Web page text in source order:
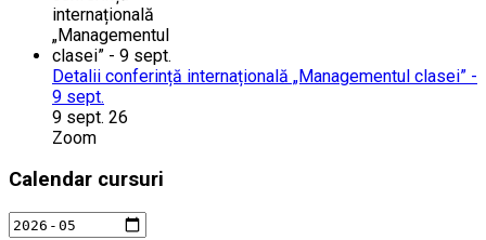
Detalii conferință internațională „Managementul clasei” -
9 sept.
9 sept. 26
Zoom
Calendar cursuri